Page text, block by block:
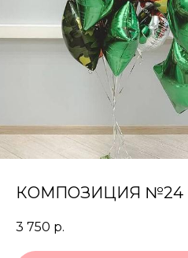
КОМПОЗИЦИЯ №24
3 750 р.